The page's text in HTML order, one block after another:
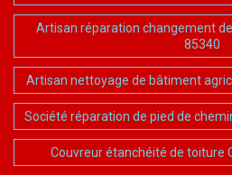
Artisan réparation changement
85340
Artisan nettoyage de bâtiment
Société réparation de pied de
Couvreur étanchéité de toiture